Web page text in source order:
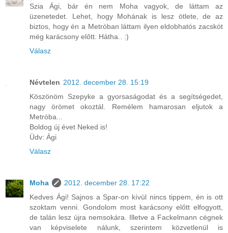
Szia Ági, bár én nem Moha vagyok, de láttam az
üzenetedet. Lehet, hogy Mohának is lesz ötlete, de az
biztos, hogy én a Metróban láttam ilyen eldobhatós zacskót
még karácsony előtt. Hátha.. :)
Válasz
Névtelen 2012. december 28. 15:19
Köszönöm Szepyke a gyorsaságodat és a segítségedet,
nagy örömet okoztál. Remélem hamarosan eljutok a
Metróba...
Boldog új évet Neked is!
Üdv: Ági
Válasz
Moha
2012. december 28. 17:22
Kedves Ági! Sajnos a Spar-on kívül nincs tippem, én is ott
szoktam venni. Gondolom most karácsony előtt elfogyott,
de talán lesz újra nemsokára. Illetve a Fackelmann cégnek
van képviselete nálunk, szerintem közvetlenül is